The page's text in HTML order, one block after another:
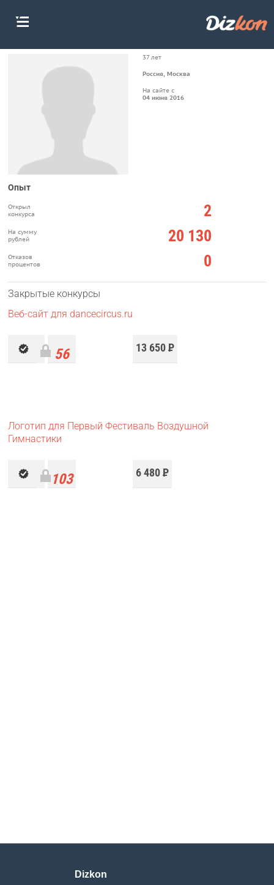
37 лет
Россия, Москва
На сайте с
04 июня 2016
Опыт
Открыл 2
конкурса
На сумму 20 130
рублей
Отказов 0
процентов
Закрытые конкурсы
13 650Р
Веб-сайт для dancecircus.ru
56
6 480Р
Логотип для Первый Фестиваль Воздушной
Гимнастики
103
Dizkon